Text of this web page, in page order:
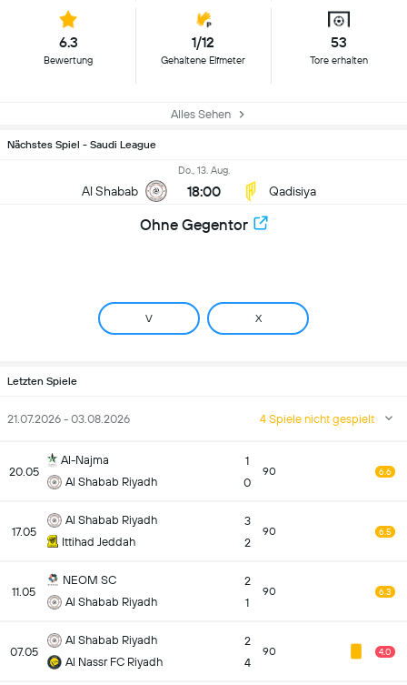
6.3
Bewertung
1/12
Gehaltene Elfmeter
53
Tore erhalten
Alles Sehen
Nächstes Spiel - Saudi League
Al Shabab
Do., 13. Aug.
18:00 Qadisiya
Ohne Gegentor
V X
Letzten Spiele
21.07.2026 - 03.08.2026 4 Spiele nicht gespielt
20.05
Al-Najma
Al Shabab Riyadh
1
0
90 6.6
17.05
Al Shabab Riyadh
Ittihad Jeddah
3
2
90 6.5
11.05
NEOM SC
Al Shabab Riyadh
2
1
90 6.3
07.05
Al Shabab Riyadh
Al Nassr FC Riyadh
2
4
90 4.0